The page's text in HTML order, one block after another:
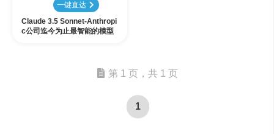
一键直达
Claude 3.5 Sonnet-Anthropi
c公司迄今为止最智能的模型
第 1 页，共 1 页
1